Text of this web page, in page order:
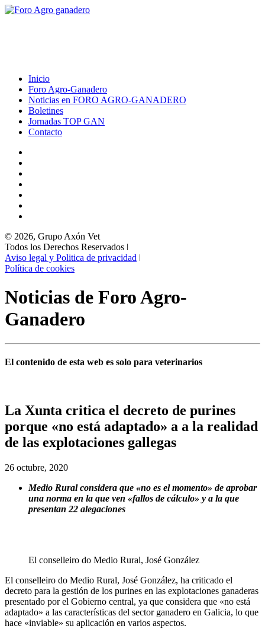
Inicio
Foro Agro-Ganadero
Noticias en FORO AGRO-GANADERO
Boletines
Jornadas TOP GAN
Contacto
© 2026, Grupo Axón Vet
Todos los Derechos Reservados ǀ
Aviso legal y Politica de privacidad ǀ
Política de cookies
Noticias de Foro Agro-
Ganadero
El contenido de esta web es solo para veterinarios
La Xunta critica el decreto de purines
porque «no está adaptado» a a la realidad
de las explotaciones gallegas
26 octubre, 2020
Medio Rural considera que «no es el momento» de aprobar
una norma en la que ven «fallos de cálculo» y a la que
presentan 22 alegaciones
El conselleiro do Medio Rural, José González
El conselleiro do Medio Rural, José González, ha criticado el
decreto para la gestión de los purines en las explotaciones ganaderas
presentado por el Gobierno central, ya que considera que «no está
adaptado» a las características del sector ganadero en Galicia, lo que
hace «inviable» su aplicación en varios aspectos.